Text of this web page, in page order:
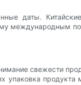
даты.
международным
свежести
упаковка